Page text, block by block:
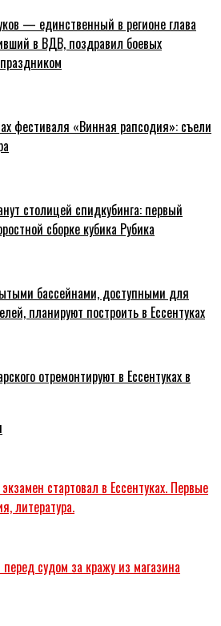
— единственный в регионе глава
в ВДВ, поздравил боевых
фестиваля «Винная рапсодия»: съели
столицей спидкубинга: первый
сборке кубика Рубика
бассейнами, доступными для
планируют построить в Ессентуках
отремонтируют в Ессентуках в
стартовал в Ессентуках. Первые
литература.
судом за кражу из магазина